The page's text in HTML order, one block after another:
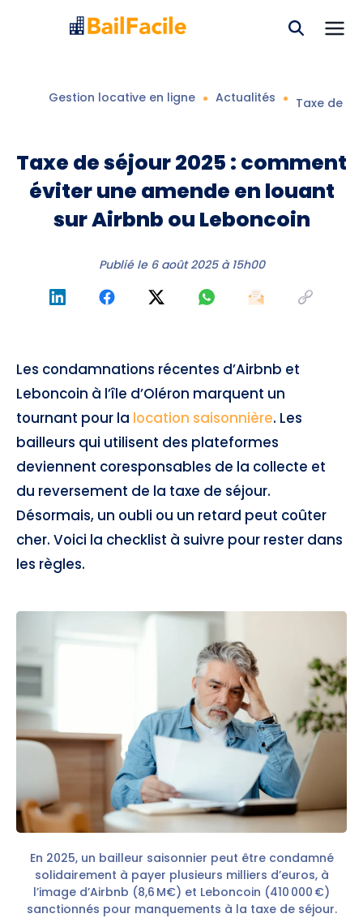
Gestion locative en ligne Actualités Taxe de
Taxe de séjour 2025 : comment
éviter une amende en louant
sur Airbnb ou Leboncoin
Publié le 6 août 2025 à 15h00
Les condamnations récentes d’Airbnb et
Leboncoin à l’île d’Oléron marquent un
tournant pour la location saisonnière. Les
bailleurs qui utilisent des plateformes
deviennent coresponsables de la collecte et
du reversement de la taxe de séjour.
Désormais, un oubli ou un retard peut coûter
cher. Voici la checklist à suivre pour rester dans
les règles.
En 2025, un bailleur saisonnier peut être condamné
solidairement à payer plusieurs milliers d’euros, à
l’image d’Airbnb (8,6 M€) et Leboncoin (410 000 €)
sanctionnés pour manquements à la taxe de séjour.